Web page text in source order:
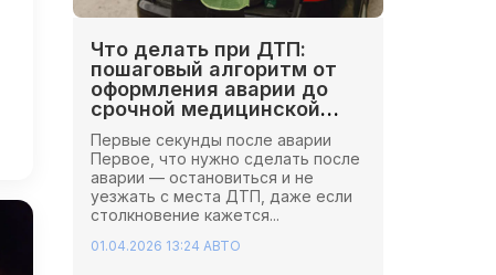
Что делать при ДТП:
пошаговый алгоритм от
оформления аварии до
срочной медицинской
помощи
Первые секунды после аварии
Первое, что нужно сделать после
аварии — остановиться и не
уезжать с места ДТП, даже если
столкновение кажется...
01.04.2026 13:24 АВТО